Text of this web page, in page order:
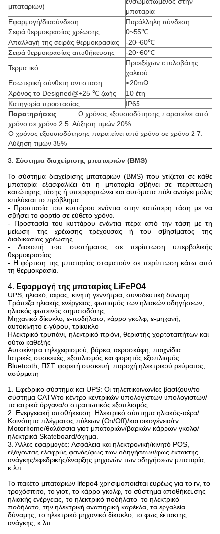
μπαταριών)
μπαταρία
Εφαρμογή/διασύνδεση
Παράλληλη σύνδεση
Σειρά θερμοκρασίας χρέωσης
0~55℃
Απαλλαγή της σειράς θερμοκρασίας
-20~60℃
Σειρά θερμοκρασίας αποθήκευσης
-20~60℃
Τερματικό
Προεξέχων στυλοβάτης
χαλκού
Εσωτερική σύνθετη αντίσταση
≤20mΩ
Χρόνος το Designed@+25 ℃ ζωής
10 έτη
Κατηγορία προστασίας
IP65
Παρατηρήσεις
Ο χρόνος εξουσιοδότησης παρατείνει από
χρόνο σε χρόνο 2 5: Αύξηση τιμών 20%
Ο χρόνος εξουσιοδότησης παρατείνει από χρόνο σε χρόνο 2 7:
Αύξηση τιμών 35%
3. Σύστημα διαχείρισης μπαταριών (BMS)
Το σύστημα διαχείρισης μπαταριών (BMS) που χτίζεται σε κάθε
μπαταρία εξασφαλίζει ότι η μπαταρία σβήνει σε περίπτωση
κατώτερης τάσης ή υπερφορτώνει και αυτόματα πάλι ανοίγει μόλις
επιλύεται το πρόβλημα.
- Προστασία του κυττάρου ενάντια στην κατώτερη τάση με να
σβήσει το φορτίο σε εύθετο χρόνο.
- Προστασία του κυττάρου ενάντια πέρα από την τάση με τη
μείωση της χρέωσης τρέχουσας ή του σβησίματος της
διαδικασίας χρέωσης.
- Διακοπή του συστήματος σε περίπτωση υπερβολικής
θερμοκρασίας.
- Η φόρτιση της μπαταρίας σταματούν σε περίπτωση κάτω από
τη θερμοκρασία.
4. Εφαρμογή της μπαταρίας LiFePO4
UPS, ηλιακό, αέρας, κινητή γεννήτρια, συνοδευτική δύναμη
Τράπεζα ηλιακής ενέργειας, φωτισμός των ηλιακών οδηγήσεων,
ηλιακός φωτεινός σηματοδότης
Μηχανικό δίκυκλο, ε-ποδήλατο, κάρρο γκολφ, ε-μηχανή,
αυτοκίνητο ε-γύρου, τρίκυκλο
Ηλεκτρικό τρυπάνι, ηλεκτρικό πριόνι, θεριστής χορτοταπήτων και
ούτω καθεξής
Αυτοκίνητα τηλεχειρισμού, βάρκα, αεροσκάφη, παιχνίδια
Ιατρικές συσκευές, εξοπλισμός και φορητός εξοπλισμός
Bluetooth, ΠΣΤ, φορετή συσκευή, παροχή ηλεκτρικού ρεύματος,
ασύρματη
1. Εφεδρικο σύστημα και UPS: Οι τηλεπικοινωνίες βασίζουν/το
σύστημα CATV/το κέντρο κεντρικών υπολογιστών υπολογιστών/
τα ιατρικά όργανα/ο στρατιωτικός εξοπλισμός.
2. Ενεργειακή αποθήκευση: Ηλεκτρικό σύστημα ηλιακός-αέρα/
Κοινότητα πλέγματος πόλεων (On/Off)/και οικογένεια/rv
Motorhome/θαλάσσια γιοτ μπαταριών/βαρκών κάρρων γκολφ/
ηλεκτρικά Skateboard/όχημα.
3. Άλλες εφαρμογές: Ασφάλεια και ηλεκτρονική/κινητό POS,
εξάγοντας ελαφρύς φανός/φως των οδηγήσεων/φως έκτακτης
ανάγκης/εφεδρικής/έναρξης μηχανών των οδηγήσεων μπαταρία,
κ.λπ.
Το πακέτο μπαταριών lifepo4 χρησιμοποιείται ευρέως για το rv, το
τροχόσπιτο, το γιοτ, το κάρρο γκολφ, το σύστημα αποθήκευσης
ηλιακής ενέργειας, το ηλεκτρικό ποδήλατο, το ηλεκτρικό
ποδήλατο, την ηλεκτρική αναπηρική καρέκλα, τα εργαλεία
δύναμης, το ηλεκτρικό μηχανικό δίκυκλο, το φως έκτακτης
ανάγκης, κ.λπ.